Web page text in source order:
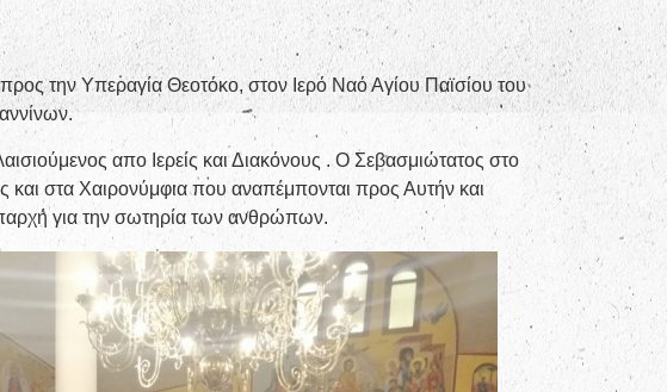
την Υπεραγία Θεοτόκο, στον Ιερό Ναό Αγίου Παϊσίου του
απο Ιερείς και Διακόνους . Ο Σεβασμιώτατος στο
στα Χαιρονύμφια που αναπέμπονται προς Αυτήν και
για την σωτηρία των ανθρώπων.